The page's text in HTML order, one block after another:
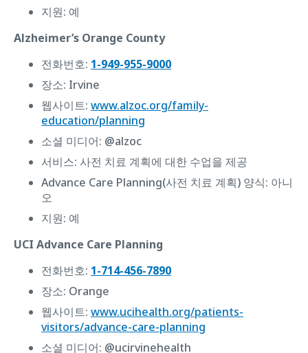
지원: 예
Alzheimer’s Orange County
전화번호: 1-949-955-9000
장소: Irvine
웹사이트: www.alzoc.org/family-
education/planning
소셜 미디어: @alzoc
서비스: 사전 치료 계획에 대한 수업을 제공
Advance Care Planning(사전 치료 계획) 양식: ‌아니
오
지원: 예
UCI Advance Care Planning
전화번호: 1-714-456-7890
장소: Orange
웹사이트: www.ucihealth.org/patients-
visitors/advance-care-planning
소셜 미디어: @ucirvinehealth